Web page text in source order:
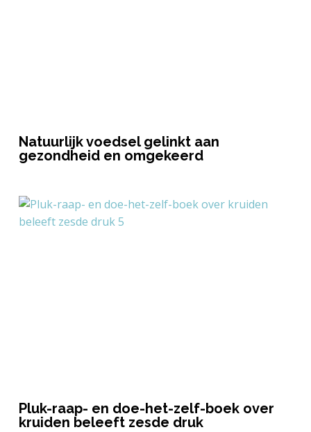
Natuurlijk voedsel gelinkt aan
gezondheid en omgekeerd
Pluk-raap- en doe-het-zelf-boek over
kruiden beleeft zesde druk